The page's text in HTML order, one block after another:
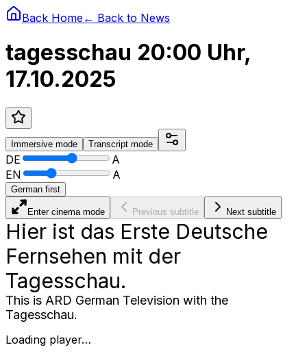
Back Home← Back to News
tagesschau 20:00 Uhr,
17.10.2025
Immersive mode Transcript mode
DE
A
EN
A
German first
Enter cinema mode Previous subtitle Next subtitle
Hier ist das Erste Deutsche
Fernsehen mit der
Tagesschau.
This is ARD German Television with the
Tagesschau.
Loading player…